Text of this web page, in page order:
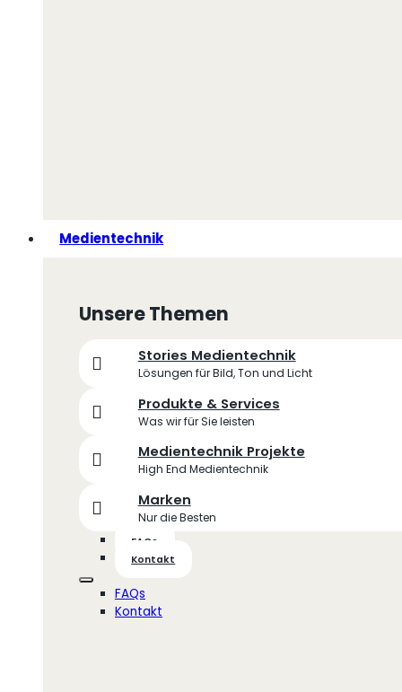
Medientechnik
Unsere Themen
Stories Medientechnik
Lösungen für Bild, Ton und Licht
Produkte & Services
Was wir für Sie leisten
Medientechnik Projekte
High End Medientechnik
Marken
Nur die Besten
FAQs
Kontakt
FAQs
Kontakt